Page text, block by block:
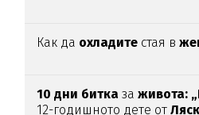
Как да охладите стая в
10 дни битка за живота:
12-годишното дете от